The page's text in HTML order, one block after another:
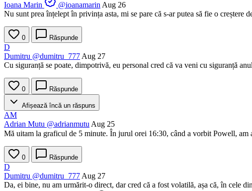
Ioana Marin
@ioanamarin Aug 26
Nu sunt prea înțelept în privința asta, mi se pare că s-ar putea să fie o creștere
0 Răspunde
D
Dumitru @dumitru_777 Aug 27
Cu siguranță se poate, dimpotrivă, eu personal cred că va veni cu siguranță
0 Răspunde
Afișează încă un răspuns
AM
Adrian Mutu @adrianmutu Aug 25
Mă uitam la graficul de 5 minute. În jurul orei 16:30, când a vorbit Powell,
0 Răspunde
D
Dumitru @dumitru_777 Aug 27
Da, ei bine, nu am urmărit-o direct, dar cred că a fost volatilă, așa că, în cele